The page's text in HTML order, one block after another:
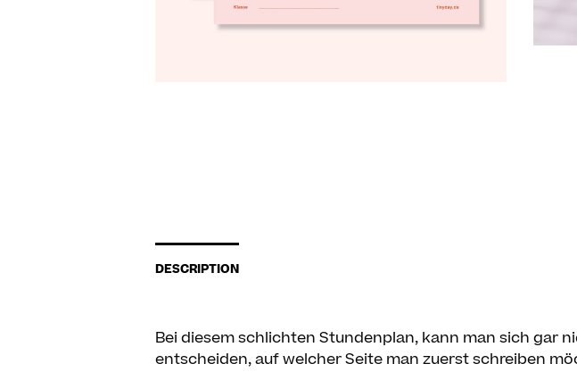
DESCRIPTION
Bei diesem schlichten Stundenplan, kann man sich gar
entscheiden, auf welcher Seite man zuerst schreiben